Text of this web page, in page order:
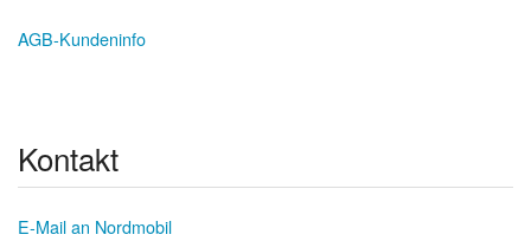
AGB-Kundeninfo
Kontakt
E-Mail an Nordmobil